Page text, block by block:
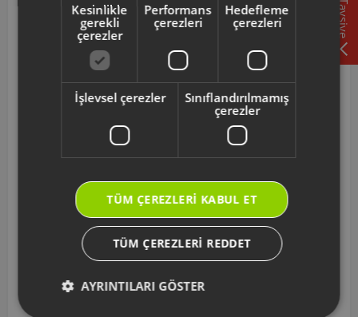
Sepete Ekle Tavsiye
Kesinlikle
gerekli
çerezler
Performans
çerezleri
Hedefleme
çerezleri
İşlevsel çerezler
Sınıflandırılmamış
çerezler
TÜM ÇEREZLERI KABUL ET
TÜM ÇEREZLERI REDDET
AYRINTILARI GÖSTER